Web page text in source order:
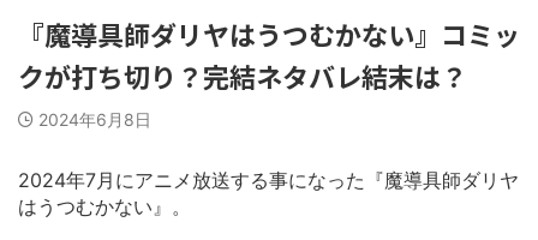
『魔導具師ダリヤはうつむかない』コミッ
クが打ち切り？完結ネタバレ結末は？
2024年6月8日
2024年7月にアニメ放送する事になった『魔導具師ダリヤ
はうつむかない』。